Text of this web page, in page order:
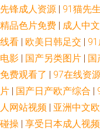
先锋成人资源 | 91猫先
精品色片免费 | 成人中
线看 | 欧美日韩足交 |
电影 | 国产另类图片 | 国
免费观看了 | 97在线资
片 | 国产日产欧产综合 |
人网站视频 | 亚洲中文
碰操 | 享受日本成人视频